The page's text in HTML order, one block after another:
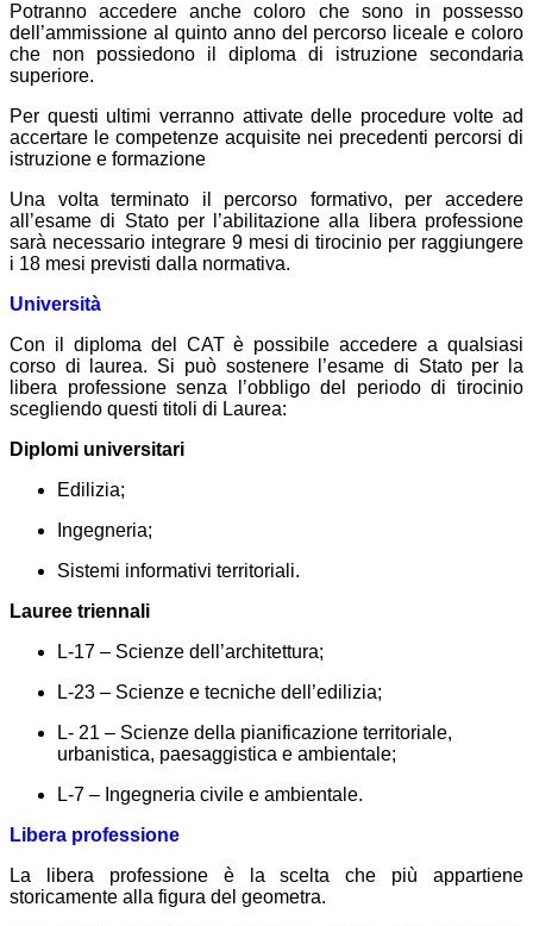
Potranno accedere anche coloro che sono in possesso
dell’ammissione al quinto anno del percorso liceale e coloro
che non possiedono il diploma di istruzione secondaria
superiore.
Per questi ultimi verranno attivate delle procedure volte ad
accertare le competenze acquisite nei precedenti percorsi di
istruzione e formazione
Una volta terminato il percorso formativo, per accedere
all’esame di Stato per l’abilitazione alla libera professione
sarà necessario integrare 9 mesi di tirocinio per raggiungere
i 18 mesi previsti dalla normativa.
Università
Con il diploma del CAT è possibile accedere a qualsiasi
corso di laurea. Si può sostenere l’esame di Stato per la
libera professione senza l’obbligo del periodo di tirocinio
scegliendo questi titoli di Laurea:
Diplomi universitari
Edilizia;
Ingegneria;
Sistemi informativi territoriali.
Lauree triennali
L-17 – Scienze dell’architettura;
L-23 – Scienze e tecniche dell’edilizia;
L- 21 – Scienze della pianificazione territoriale,
urbanistica, paesaggistica e ambientale;
L-7 – Ingegneria civile e ambientale.
Libera professione
La libera professione è la scelta che più appartiene
storicamente alla figura del geometra.